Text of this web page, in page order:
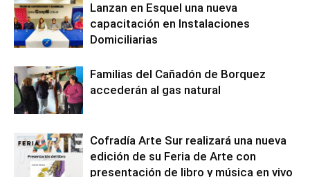
Lanzan en Esquel una nueva
capacitación en Instalaciones
Domiciliarias
Familias del Cañadón de Borquez
accederán al gas natural
Cofradía Arte Sur realizará una nueva
edición de su Feria de Arte con
presentación de libro y música en vivo